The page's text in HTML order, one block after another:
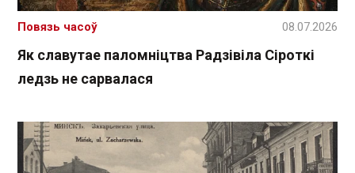
Як славутае паломніцтва Радзівіла Сіроткі
ледзь не сарвалася
Повязь часоў 08.07.2026